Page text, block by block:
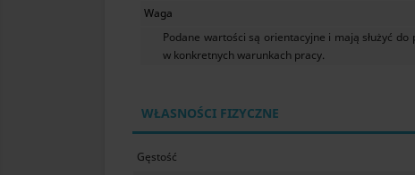
Waga
Podane wartości są orientacyjne i mają służyć
w konkretnych warunkach pracy.
WŁASNOŚCI FIZYCZNE
Gęstość